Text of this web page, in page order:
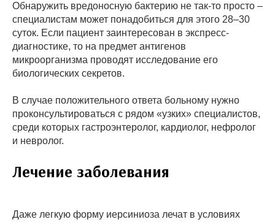
Обнаружить вредоносную бактерию не так-то просто –
специалистам может понадобиться для этого 28–30
суток. Если пациент заинтересован в экспресс-
диагностике, то на предмет антигенов
микроорганизма проводят исследование его
биологических секретов.
В случае положительного ответа больному нужно
проконсультироваться с рядом «узких» специалистов,
среди которых гастроэнтеролог, кардиолог, нефролог
и невролог.
Лечение заболевания
Даже легкую форму иерсиниоза лечат в условиях